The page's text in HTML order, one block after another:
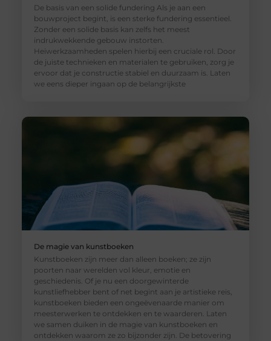
De basis van een solide fundering Als je aan een
bouwproject begint, is een sterke fundering essentieel.
Zonder een solide basis kan zelfs het meest
indrukwekkende gebouw instorten.
Heiwerkzaamheden spelen hierbij een cruciale rol. Door
de juiste technieken en materialen te gebruiken, zorg je
ervoor dat je constructie stabiel en duurzaam is. Laten
we eens dieper ingaan op de belangrijkste
De magie van kunstboeken
Kunstboeken zijn meer dan alleen boeken; ze zijn
poorten naar werelden vol kleur, emotie en
geschiedenis. Of je nu een doorgewinterde
kunstliefhebber bent of net begint aan je artistieke reis,
kunstboeken bieden een ongeëvenaarde manier om
meesterwerken te ontdekken en te waarderen. Laten
we samen duiken in de magie van kunstboeken en
ontdekken waarom ze zo bijzonder zijn. De betovering